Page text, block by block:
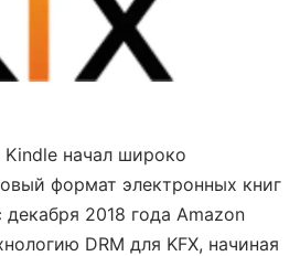
начал широко
формат электронных книг
декабря 2018 года Amazon
DRM для KFX, начиная